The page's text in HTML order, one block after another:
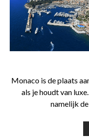
Monaco is de plaats
als je houdt van
namelijk de